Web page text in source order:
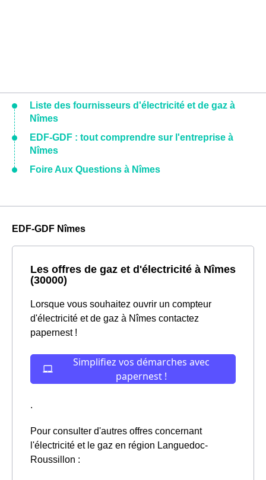
Liste des fournisseurs d'électricité et de gaz à
Nîmes
EDF-GDF : tout comprendre sur l'entreprise à
Nîmes
Foire Aux Questions à Nîmes
EDF-GDF Nîmes
Les offres de gaz et d'électricité à Nîmes
(30000)
Lorsque vous souhaitez ouvrir un compteur
d'électricité et de gaz à Nîmes contactez
papernest !
.
Pour consulter d'autres offres concernant
l'électricité et le gaz en région Languedoc-
Roussillon :